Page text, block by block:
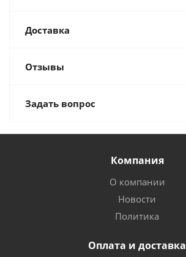
Доставка
Отзывы
Задать вопрос
Компания
О компании
Новости
Политика
Оплата и доставка